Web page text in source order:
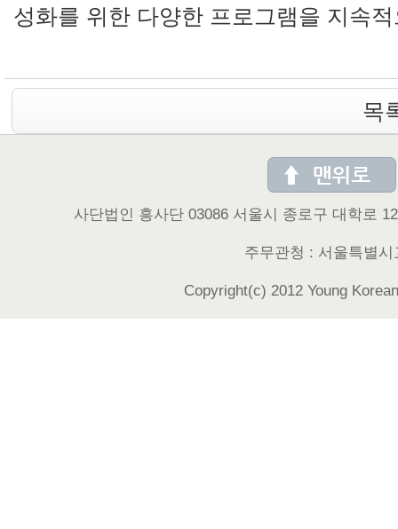
성화를 위한 다양한 프로그램을 지속
목
사단법인 흥사단 03086 서울시 종로구 대학로
주무관청 : 서울특별시
Copyright(c) 2012 Young